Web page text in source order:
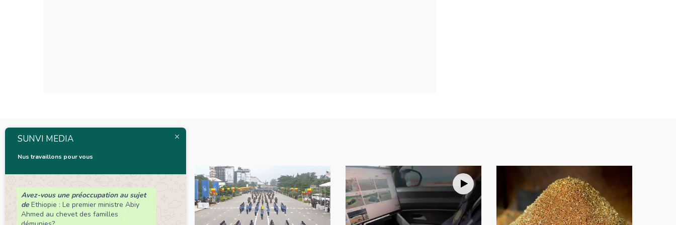
SUNVI MEDIA
Nus travaillons pour vous
Avez-vous une préoccupation au sujet
de Ethiopie : Le premier ministre Abiy
Ahmed au chevet des familles